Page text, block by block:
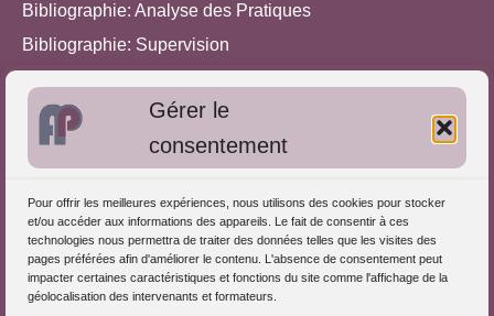
Gérer le
consentement
Pour offrir les meilleures expériences, nous utilisons des cookies pour stocker
et/ou accéder aux informations des appareils. Le fait de consentir à ces
technologies nous permettra de traiter des données telles que les visites des
pages préférées afin d'améliorer le contenu. L'absence de consentement peut
impacter certaines caractéristiques et fonctions du site comme l'affichage de la
géolocalisation des intervenants et formateurs.
Bibliographie: Analyse des Pratiques
Bibliographie: Supervision
Approches de l'Analyse des pratiques
S'inscrire dans l'Annuaire
Publiez vos formations
Charte déontologique